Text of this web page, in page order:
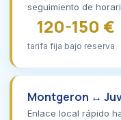
seguimiento de
120-150 €
tarifa fija bajo reserva
Montgeron ↔
Enlace local rápido